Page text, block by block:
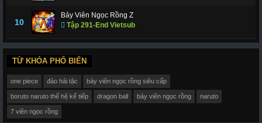
10
Bảy Viên Ngọc Rồng Z
Tập 291-End Vietsub
TỪ KHÓA PHỔ BIẾN
one piece đảo hải tặc bảy viên ngọc rồng siêu cấp
boruto naruto thế hệ kế tiếp dragon ball bảy viên ngọc rồng naruto
7 viên ngọc rồng